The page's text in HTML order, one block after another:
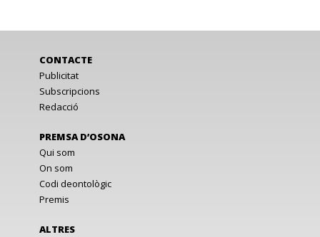
CONTACTE
Publicitat
Subscripcions
Redacció
PREMSA D’OSONA
Qui som
On som
Codi deontològic
Premis
ALTRES